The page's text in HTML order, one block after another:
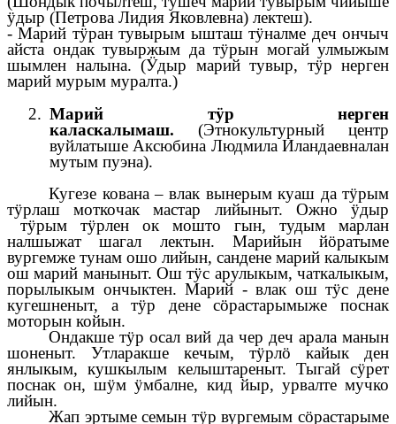
ӱдыр (Петрова Лидия Яковлевна) лектеш).
- Марий тӱран тувырым ышташ тӱналме деч ончыч
айста ондак тувыржым да тӱрын могай улмыжым
шымлен налына. (Ӱдыр марий тувыр, тӱр нерген
марий мурым муралта.)
Марий тӱр нерген
каласкалымаш. (Этнокультурный центр
вуйлатыше Аксюбина Людмила Иландаевналан
мутым пуэна).
Кугезе кована – влак вынерым куаш да тӱрым
тӱрлаш моткочак мастар лийыныт. Ожно ӱдыр
тӱрым тӱрлен ок мошто гын, тудым марлан
налшыжат шагал лектын. Марийын йӧратыме
вургемже тунам ошо лийын, сандене марий калыкым
ош марий маныныт. Ош тӱс арулыкым, чаткалыкым,
порылыкым ончыктен. Марий - влак ош тӱс дене
кугешненыт, а тӱр дене сӧрастарымыже поснак
моторын койын.
Ондакше тӱр осал вий да чер деч арала манын
шоненыт. Утларакше кечым, тӱрлӧ кайык ден
янлыкым, кушкылым келыштареныт. Тыгай сӱрет
поснак он, шӱм ӱмбалне, кид йыр, урвалте мучко
лийын.
Жап эртыме семын тӱр вургемым сӧрастарыме